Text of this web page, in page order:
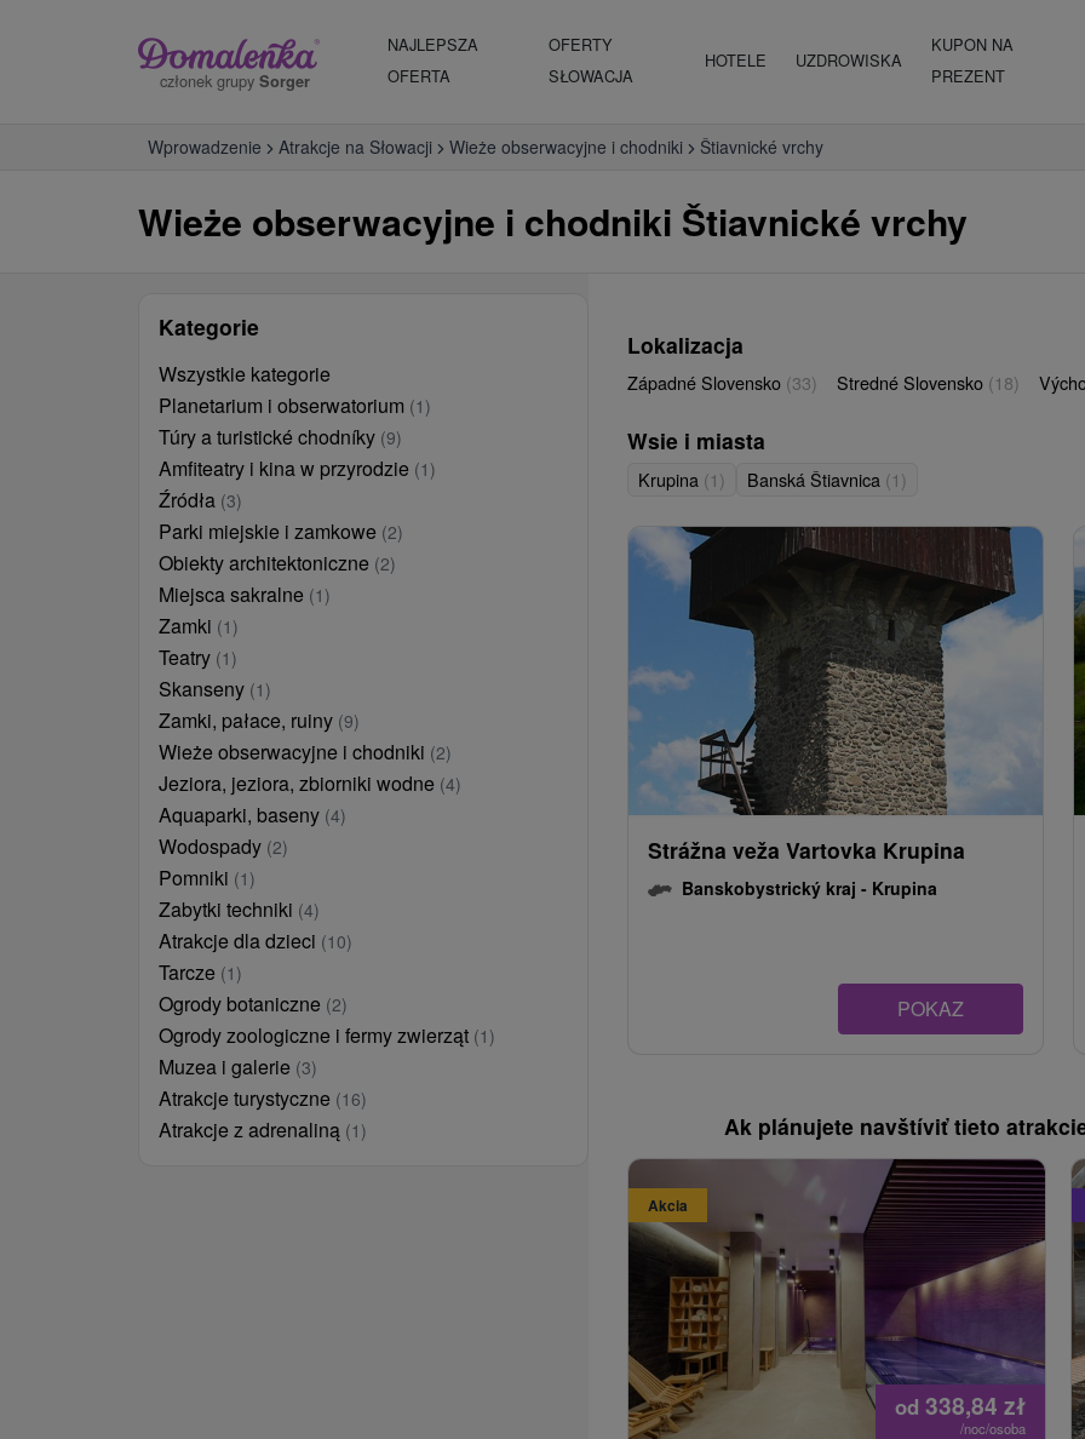
członek grupy Sorger
NAJLEPSZA
OFERTA
OFERTY
SŁOWACJA
HOTELE UZDROWISKA
KUPON NA
PREZENT
Wprowadzenie Atrakcje na Słowacji Wieże obserwacyjne i chodniki Štiavnické vrchy
Wieże obserwacyjne i chodniki Štiavnické vrchy
Kategorie
Wszystkie kategorie
Planetarium i obserwatorium (1)
Túry a turistické chodníky (9)
Amfiteatry i kina w przyrodzie (1)
Źródła (3)
Parki miejskie i zamkowe (2)
Obiekty architektoniczne (2)
Miejsca sakralne (1)
Zamki (1)
Teatry (1)
Skanseny (1)
Zamki, pałace, ruiny (9)
Wieże obserwacyjne i chodniki (2)
Jeziora, jeziora, zbiorniki wodne (4)
Aquaparki, baseny (4)
Wodospady (2)
Pomniki (1)
Zabytki techniki (4)
Atrakcje dla dzieci (10)
Tarcze (1)
Ogrody botaniczne (2)
Ogrody zoologiczne i fermy zwierząt (1)
Muzea i galerie (3)
Atrakcje turystyczne (16)
Atrakcje z adrenaliną (1)
Lokalizacja
Západné Slovensko (33) Stredné Slovensko (18)
Wsie i miasta
Krupina (1) Banská Štiavnica (1)
Strážna veža Vartovka Krupina
Banskobystrický kraj - Krupina
POKAZ
Ak plánujete navštíviť tieto
Akcia
od 338,84 zł
/noc/osoba